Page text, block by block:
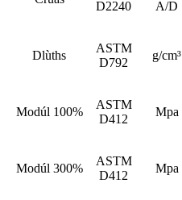
D2240
A/D
Dlùths
ASTM
D792
g/cm³
Modúl 100%
ASTM
D412
Mpa
Modúl 300%
ASTM
D412
Mpa